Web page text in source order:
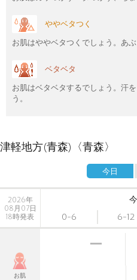
ややベタつく
お肌はややベタつくでしょう。あ
ベタベタ
お肌はベタベタするでしょう。汗
う。
津軽地方(青森)〈青森〉
今日
2026年
08月07日
18時発表
0-6
6-12
お肌